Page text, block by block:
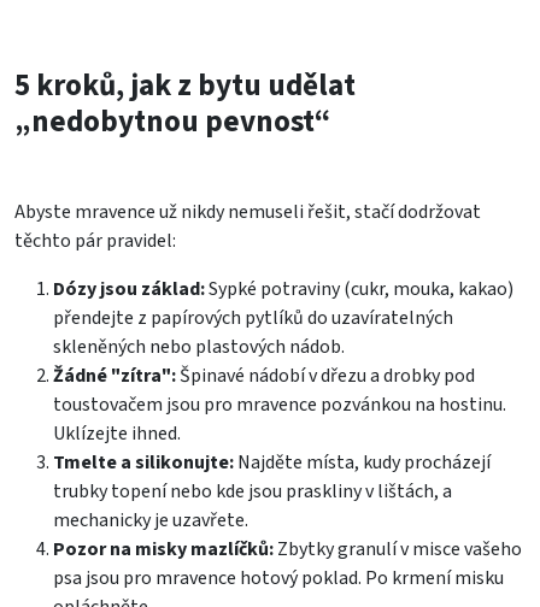
5 kroků, jak z bytu udělat
„nedobytnou pevnost“
Abyste mravence už nikdy nemuseli řešit, stačí dodržovat
těchto pár pravidel:
Dózy jsou základ:Sypké potraviny (cukr, mouka, kakao)
přendejte z papírových pytlíků do uzavíratelných
skleněných nebo plastových nádob.
Žádné "zítra":Špinavé nádobí v dřezu a drobky pod
toustovačem jsou pro mravence pozvánkou na hostinu.
Uklízejte ihned.
Tmelte a silikonujte:Najděte místa, kudy procházejí
trubky topení nebo kde jsou praskliny v lištách, a
mechanicky je uzavřete.
Pozor na misky mazlíčků:Zbytky granulí v misce vašeho
psa jsou pro mravence hotový poklad. Po krmení misku